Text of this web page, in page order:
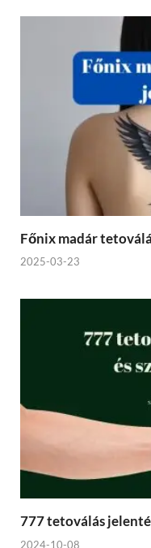
Főnix madár
2025-03-23
777 tetoválás
2024-10-08